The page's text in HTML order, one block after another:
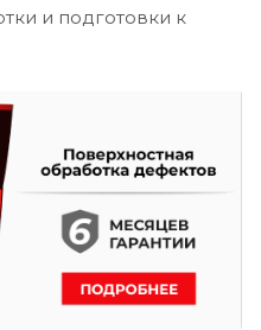
и подготовки к